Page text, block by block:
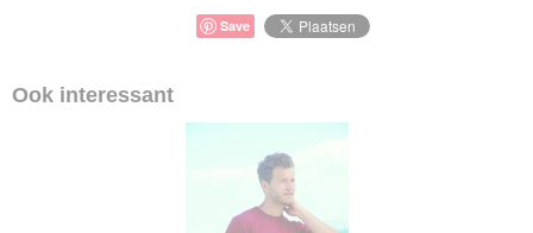
Save
Ook interessant